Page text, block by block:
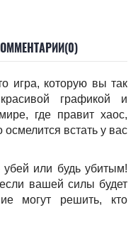
игра, которую вы так
графикой и
где правит хаос,
осмелится встать у вас
убей или будь убитым!
вашей силы будет
могут решить, кто